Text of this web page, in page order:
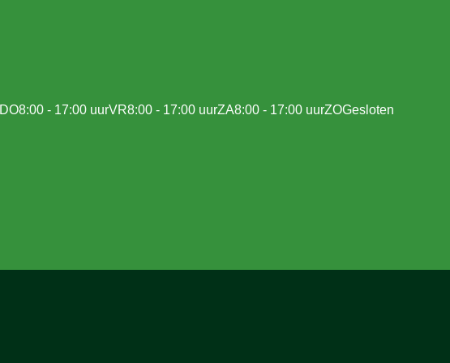
DO8:00 - 17:00 uurVR8:00 - 17:00 uurZA8:00 - 17:00 uurZOGesloten